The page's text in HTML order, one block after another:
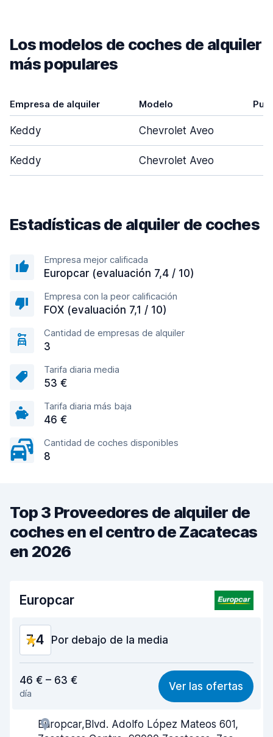
Los modelos de coches de alquiler
más populares
Empresa de alquiler Modelo
Keddy Chevrolet Aveo
Keddy Chevrolet Aveo
Estadísticas de alquiler de coches
Empresa mejor calificada
Europcar (evaluación 7,4 / 10)
Empresa con la peor calificación
FOX (evaluación 7,1 / 10)
Cantidad de empresas de alquiler
3
Tarifa diaria media
53 €
Tarifa diaria más baja
46 €
Cantidad de coches disponibles
8
Top 3 Proveedores de alquiler de
coches en el centro de Zacatecas
en 2026
Europcar
7,4 Por debajo de la media
6,0
Fácil de encontrar 8,2
Amabilidad del agente
46 € – 63 €
día
Ver las ofertas
Europcar,Blvd. Adolfo López Mateos 601,